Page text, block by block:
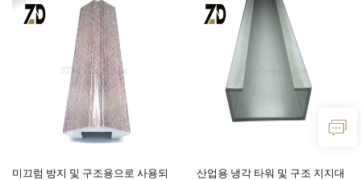
미끄럼 방지 및 구조용으로 사용되
산업용 냉각 타워 및 구조 지지대